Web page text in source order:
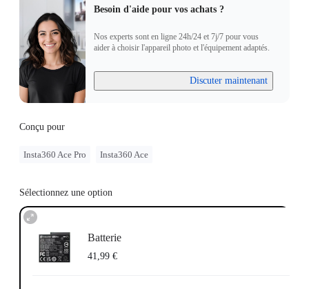
Besoin d'aide pour vos achats ?
Nos experts sont en ligne 24h/24 et 7j/7 pour vous
aider à choisir l'appareil photo et l'équipement adaptés.
Discuter maintenant
Conçu pour
Insta360 Ace Pro Insta360 Ace
Sélectionnez une option
Batterie
41,99 €